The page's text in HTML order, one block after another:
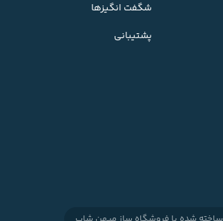
شگفت انگیزها
پشتیبانی